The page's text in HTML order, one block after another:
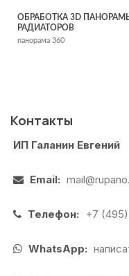
ОБРАБОТКА 3D
РАДИАТОРОВ
панорама 360
Контакты
ИП Галанин Евгений
Email:
Телефон: +7 (495)
WhatsApp: